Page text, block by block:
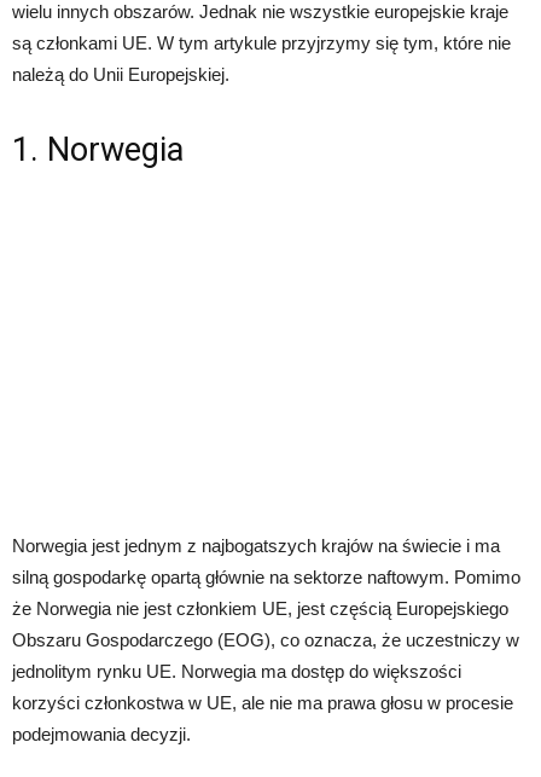
wielu innych obszarów. Jednak nie wszystkie europejskie kraje
są członkami UE. W tym artykule przyjrzymy się tym, które nie
należą do Unii Europejskiej.
1. Norwegia
Norwegia jest jednym z najbogatszych krajów na świecie i ma
silną gospodarkę opartą głównie na sektorze naftowym. Pomimo
że Norwegia nie jest członkiem UE, jest częścią Europejskiego
Obszaru Gospodarczego (EOG), co oznacza, że ​​uczestniczy w
jednolitym rynku UE. Norwegia ma dostęp do większości
korzyści członkostwa w UE, ale nie ma prawa głosu w procesie
podejmowania decyzji.